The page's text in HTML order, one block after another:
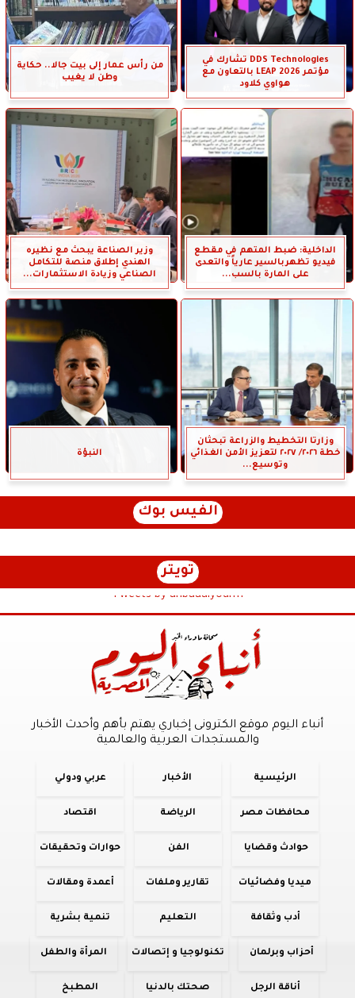
DDS Technologies تشارك في
مؤتمر LEAP 2026 بالتعاون مع
هواوي كلاود
من رأس عمار إلى بيت جالا.. حكاية
وطن لا يغيب
الداخلية: ضبط المتهم في مقطع
فيديو تظهربالسير عارياً والتعدى
على المارة بالسب...
وزير الصناعة يبحث مع نظيره
الهندي إطلاق منصة للتكامل
الصناعي وزيادة الاستثمارات...
وزارتا التخطيط والزراعة تبحثان
خطة ٢٠٢٦/ ٢٠٢٧ لتعزيز الأمن الغذائي
وتوسيع...
النبؤة
الفيس بوك
تويتر
Tweets by anbaaalyoum1
أنباء اليوم موقع الكترونى إخباري يهتم بأهم وأحدث الأخبار
والمستجدات العربية والعالمية
الرئيسية الأخبار عربي ودولي
محافظات مصر الرياضة اقتصاد
حوادث وقضايا الفن حوارات وتحقيقات
ميديا وفضائيات تقارير وملفات أعمدة ومقالات
أدب وثقافة التعليم تنمية بشرية
أحزاب وبرلمان تكنولوجيا و إتصالات المرأة والطفل
أناقة الرجل صحتك بالدنيا المطبخ